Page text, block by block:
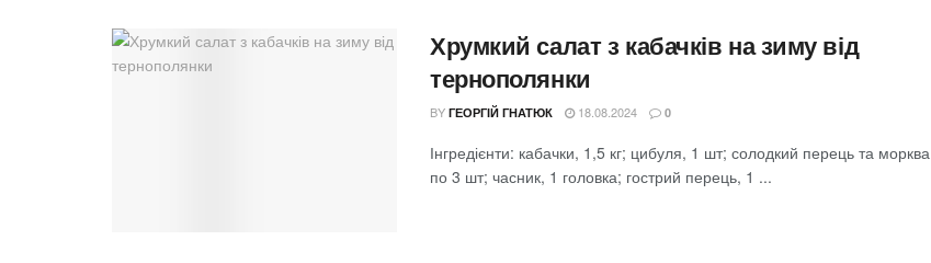
Хрумкий салат з кабачків на зиму від
тернополянки
BY ГЕОРГІЙ ГНАТЮК 18.08.2024 0
Інгредієнти: кабачки, 1,5 кг; цибуля, 1 шт; солодкий перець та морква
по 3 шт; часник, 1 головка; гострий перець, 1 ...